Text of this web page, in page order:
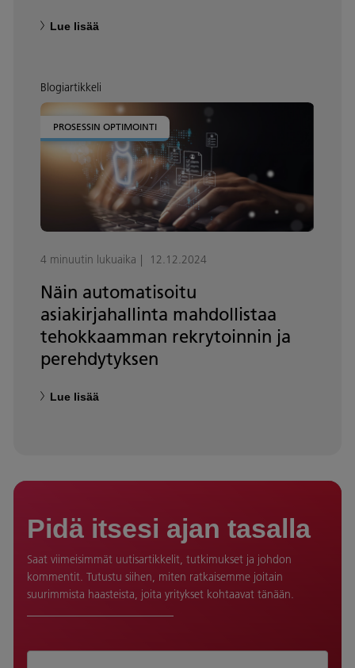
Lue lisää
Blogiartikkeli
PROSESSIN OPTIMOINTI
4 minuutin lukuaika 12.12.2024
Näin automatisoitu
asiakirjahallinta mahdollistaa
tehokkaamman rekrytoinnin ja
perehdytyksen
Lue lisää
Pidä itsesi ajan tasalla
Saat viimeisimmät uutisartikkelit, tutkimukset ja johdon
kommentit. Tutustu siihen, miten ratkaisemme joitain
suurimmista haasteista, joita yritykset kohtaavat tänään.